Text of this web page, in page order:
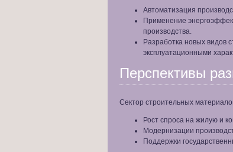
Автоматизация
Применение
производства.
Разработка новых видов
эксплуатационными
Перспективы
Сектор строительных
Рост спроса на жилую и
Модернизации
Поддержки